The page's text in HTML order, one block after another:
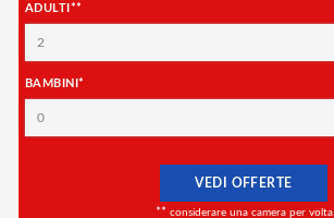
ADULTI**
2
BAMBINI*
0
VEDI OFFERTE
** considerare una camera per volta